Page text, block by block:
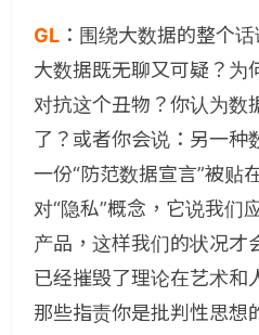
GL ： 围绕大数据的整个
大数据既无聊又可疑？为
对抗这个丑物？你认为数
了？或者你会说：另一种
一份“防范数据宣言”被贴
对“隐私”概念，它说我们
产品，这样我们的状况才
已经摧毁了理论在艺术和
那些指责你是批判性思想